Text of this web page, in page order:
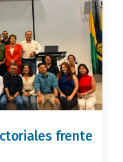
frente